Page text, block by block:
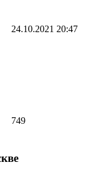
24.10.2021 20:47
749